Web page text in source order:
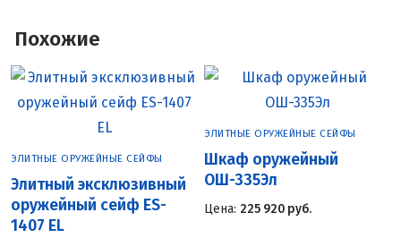
Похожие
ЭЛИТНЫЕ ОРУЖЕЙНЫЕ СЕЙФЫ
Элитный эксклюзивный
оружейный сейф ES-
1407 EL
ЭЛИТНЫЕ ОРУЖЕЙНЫЕ СЕЙФЫ
Шкаф оружейный
ОШ-335Эл
Цена: 225 920 руб.